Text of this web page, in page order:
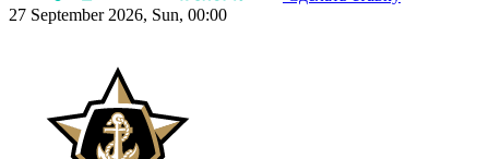
27 September 2026, Sun, 00:00